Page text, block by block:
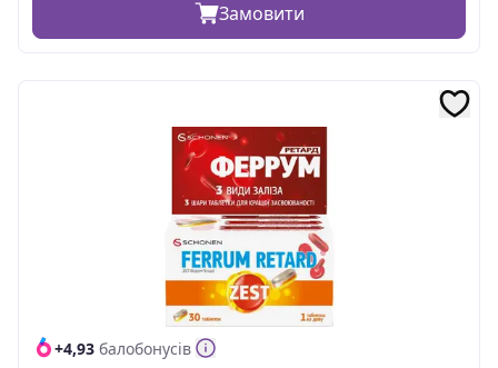
Замовити
+4,93 балобонусів